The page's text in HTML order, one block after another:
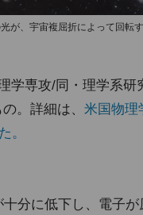
が、宇宙複屈折によって回転
学専攻/同・理学系
。詳細は、 米国物理
。
分に低下し、電子